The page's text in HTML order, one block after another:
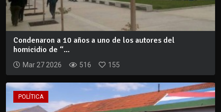
Condenaron a 10 años a uno de los autores del
homicidio de “...
Mar 27 2026 516 155
POLÍTICA